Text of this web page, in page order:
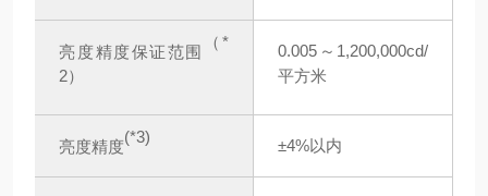
亮度精度保证范围
（*
2）
0.005～1,200,000cd/
平方米
亮度精度
(*3) ±4%以内